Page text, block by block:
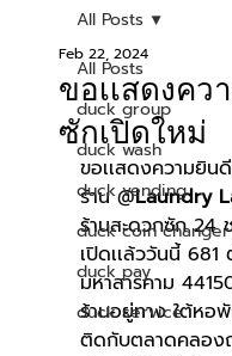
All Posts
duck group
duck wash
duck vending
duck coin changer
duck pay
duck service
All Posts
ขอเเสดงค
ซักเปิดใหม่
Feb 22, 2024
ขอเเสดงความยิน
ร้าน @Laundry
ร้านสะดวกซัก 24
เปิดเเล้ววันนี้
มหาสารคาม
ร้านอยู่ทาง ใต้หอ
ติดกับตลาดคลอง